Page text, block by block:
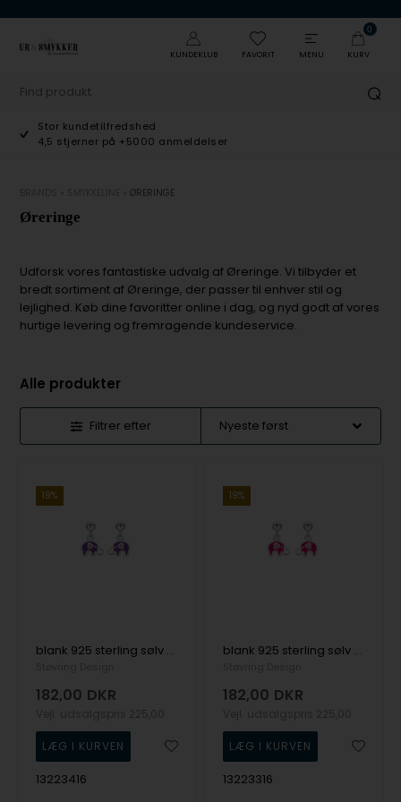
KUNDEKLUB FAVORIT MENU
0
KURV
Stor kundetilfredshed
4,5 stjerner på +5000 anmeldelser
»ØRERINGE
Øreringe
Udforsk vores fantastiske udvalg af Øreringe. Vi tilbyder et
bredt sortiment af Øreringe, der passer til enhver stil og
lejlighed. Køb dine favoritter online i dag, og nyd godt af vores
hurtige levering og fremragende kundeservice.
Alle produkter
Filtrer efter
19%
blank 925 sterling sølv ørestikker elefant med blank overflade fra SmykkeLine
182,00 DKR
13223416
19%
blank 925 sterling sølv ørestikker elefant med blank overflade fra SmykkeLine
182,00 DKR
13223316